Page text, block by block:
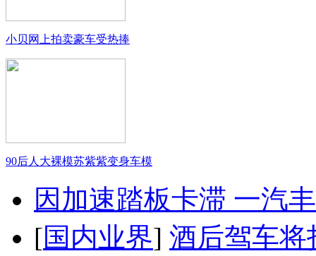
小贝网上拍卖豪车受热捧
90后人大裸模苏紫紫变身车模
因加速踏板卡滞 一汽
[国内业界] 酒后驾车将